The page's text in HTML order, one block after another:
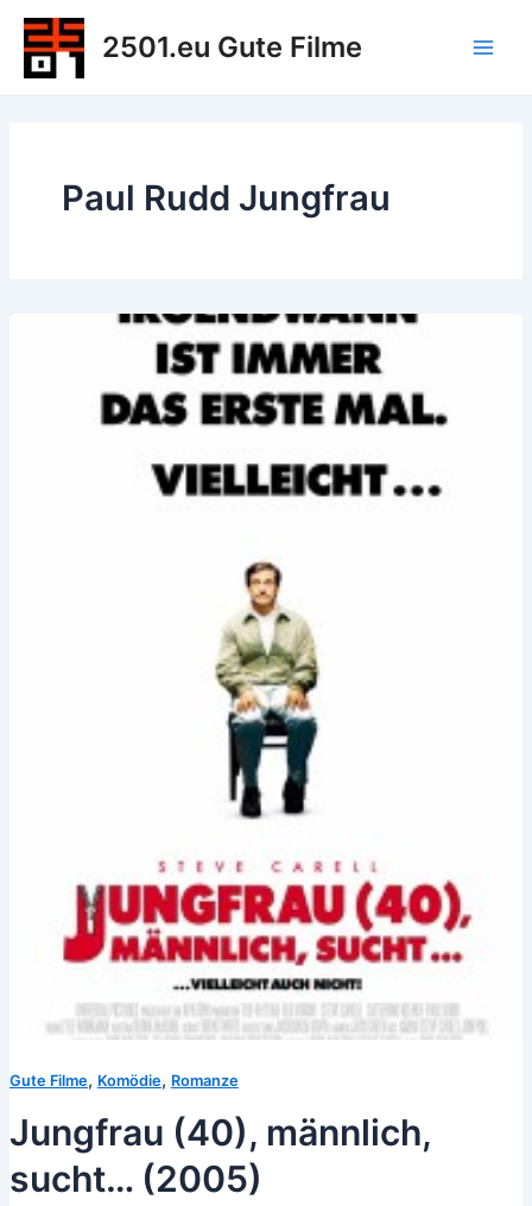
Zum
Inhalt
springen
2501.eu Gute Filme
Paul Rudd Jungfrau
Gute Filme, Komödie, Romanze
Jungfrau (40), männlich,
sucht… (2005)